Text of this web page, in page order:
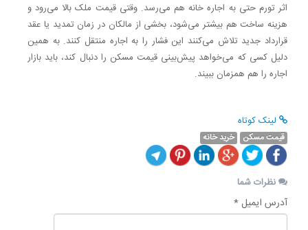
اثر تورم حتی به اجاره خانه هم می‌رسد. وقتی قیمت ملک بالا می‌رود و
هزینه ساخت هم بیشتر می‌شود، بخشی از مالکان در زمان تمدید یا عقد
قرارداد جدید تلاش می‌کنند این فشار را به اجاره منتقل کنند. به همین
دلیل کسی که می‌خواهد پیش‌بینی قیمت مسکن را دنبال کند، باید بازار
اجاره را هم همزمان ببیند.
لینک کوتاه
قیمت مسکن خرید خانه
نظرات شما
آدرس ایمیل *